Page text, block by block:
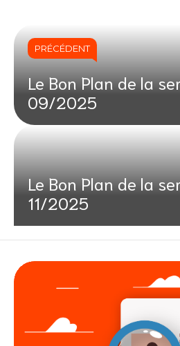
PRÉCÉDENT
Le Bon Plan de la
09/2025
Le Bon Plan de la
11/2025